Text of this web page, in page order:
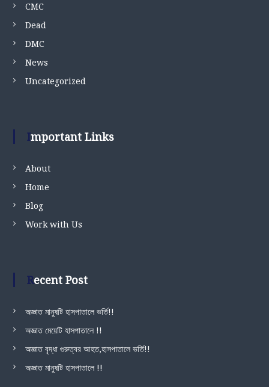
CMC
Dead
DMC
News
Uncategorized
Important Links
About
Home
Blog
Work with Us
Recent Post
অজ্ঞাত মানুষটি হাসপাতালে ভর্তি!!
অজ্ঞাত মেয়েটি হাসপাতালে !!
অজ্ঞাত বৃদ্ধা গুরুত্বর আহত,হাসপাতালে ভর্তি!!
অজ্ঞাত মানুষটি হাসপাতালে !!